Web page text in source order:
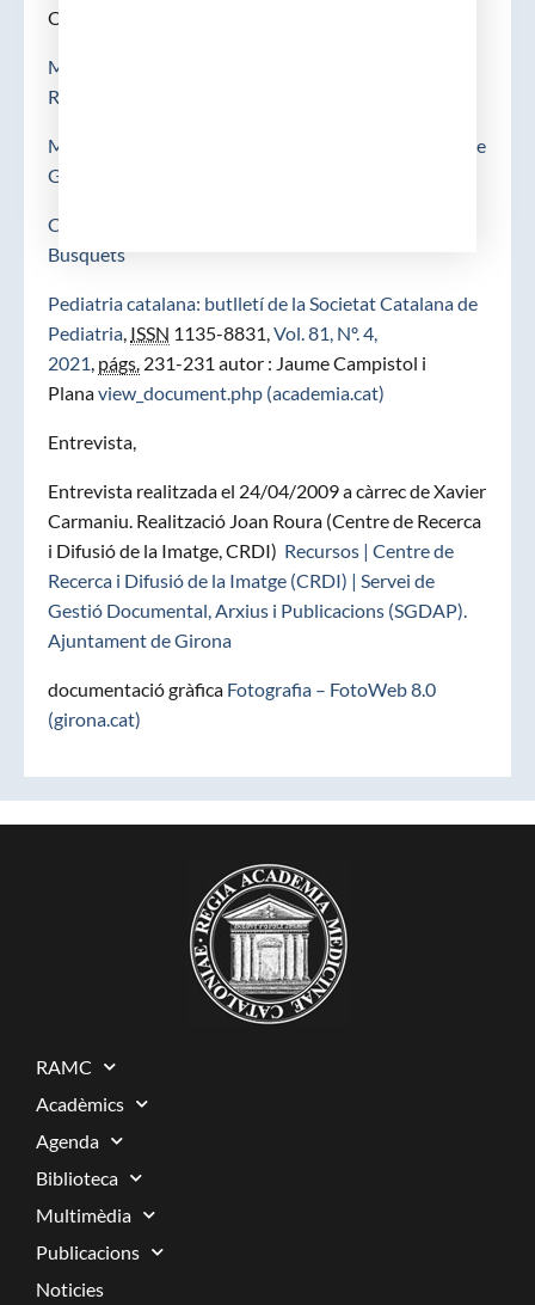
Obituaris,
Mor l’històric pediatre Pompeu Pascual Busquets |
Redacció | GIRONA | Societat | El Punt Avui
Mor el pediatre Pompeu Pascual i Busquets – Diari de
Girona
COMG – Obituari del COMG – Dr. Pompeu Pascual
Busquets
Pediatria catalana: butlletí de la Societat Catalana de
Pediatria, ISSN 1135-8831,Vol. 81, Nº. 4,
2021, págs. 231-231 autor : Jaume Campistol i
Planaview_document.php (academia.cat)
Entrevista,
Entrevista realitzada el 24/04/2009 a càrrec de Xavier
Carmaniu. Realització Joan Roura (Centre de Recerca
i Difusió de la Imatge, CRDI) Recursos | Centre de
Recerca i Difusió de la Imatge (CRDI) | Servei de
Gestió Documental, Arxius i Publicacions (SGDAP).
Ajuntament de Girona
documentació gràfica Fotografia – FotoWeb 8.0
(girona.cat)
RAMC
Acadèmics
Agenda
Biblioteca
Multimèdia
Publicacions
Noticies